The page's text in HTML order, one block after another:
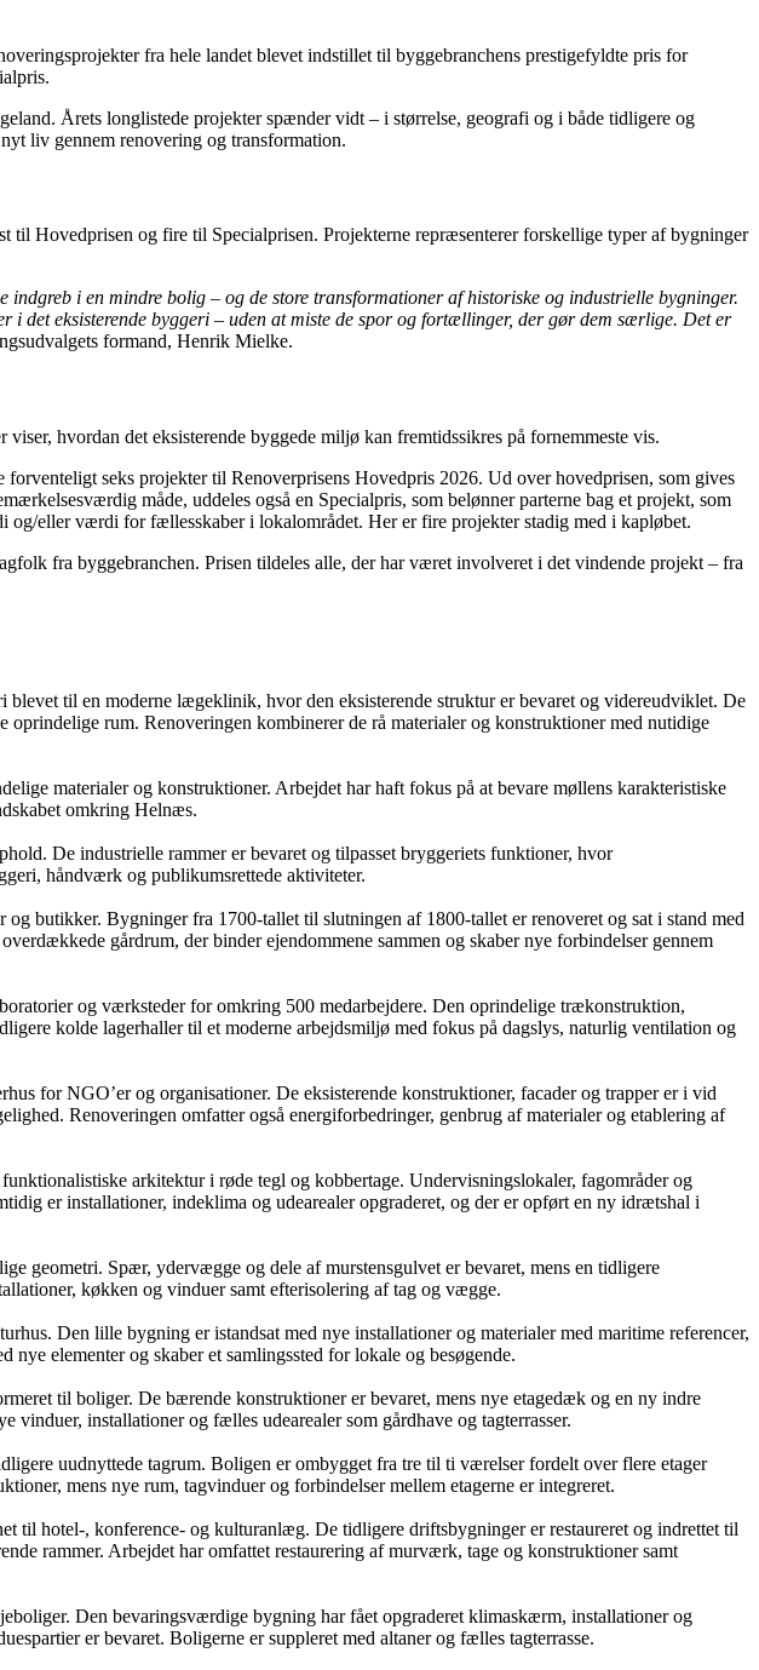
fra hele landet blevet indstillet til byggebranchens prestigefyldte pris for
Årets longlistede projekter spænder vidt – i størrelse, geografi og i både tidligere og
liv gennem renovering og transformation.
Hovedprisen og fire til Specialprisen. Projekterne repræsenterer forskellige typer af bygninger
i en mindre bolig – og de store transformationer af historiske og industrielle bygninger.
det eksisterende byggeri – uden at miste de spor og fortællinger, der gør dem særlige. Det er
formand, Henrik Mielke.
hvordan det eksisterende byggede miljø kan fremtidssikres på fornemmeste vis.
seks projekter til Renoverprisens Hovedpris 2026. Ud over hovedprisen, som gives
måde, uddeles også en Specialpris, som belønner parterne bag et projekt, som
eller værdi for fællesskaber i lokalområdet. Her er fire projekter stadig med i kapløbet.
fra byggebranchen. Prisen tildeles alle, der har været involveret i det vindende projekt – fra
til en moderne lægeklinik, hvor den eksisterende struktur er bevaret og videreudviklet. De
rum. Renoveringen kombinerer de rå materialer og konstruktioner med nutidige
materialer og konstruktioner. Arbejdet har haft fokus på at bevare møllens karakteristiske
omkring Helnæs.
De industrielle rammer er bevaret og tilpasset bryggeriets funktioner, hvor
håndværk og publikumsrettede aktiviteter.
butikker. Bygninger fra 1700-tallet til slutningen af 1800-tallet er renoveret og sat i stand med
gårdrum, der binder ejendommene sammen og skaber nye forbindelser gennem
og værksteder for omkring 500 medarbejdere. Den oprindelige trækonstruktion,
kolde lagerhaller til et moderne arbejdsmiljø med fokus på dagslys, naturlig ventilation og
for NGO’er og organisationer. De eksisterende konstruktioner, facader og trapper er i vid
Renoveringen omfatter også energiforbedringer, genbrug af materialer og etablering af
arkitektur i røde tegl og kobbertage. Undervisningslokaler, fagområder og
er installationer, indeklima og udearealer opgraderet, og der er opført en ny idrætshal i
geometri. Spær, ydervægge og dele af murstensgulvet er bevaret, mens en tidligere
køkken og vinduer samt efterisolering af tag og vægge.
Den lille bygning er istandsat med nye installationer og materialer med maritime referencer,
elementer og skaber et samlingssted for lokale og besøgende.
til boliger. De bærende konstruktioner er bevaret, mens nye etagedæk og en ny indre
installationer og fælles udearealer som gårdhave og tagterrasser.
uudnyttede tagrum. Boligen er ombygget fra tre til ti værelser fordelt over flere etager
mens nye rum, tagvinduer og forbindelser mellem etagerne er integreret.
til hotel-, konference- og kulturanlæg. De tidligere driftsbygninger er restaureret og indrettet til
rammer. Arbejdet har omfattet restaurering af murværk, tage og konstruktioner samt
Den bevaringsværdige bygning har fået opgraderet klimaskærm, installationer og
er bevaret. Boligerne er suppleret med altaner og fælles tagterrasse.